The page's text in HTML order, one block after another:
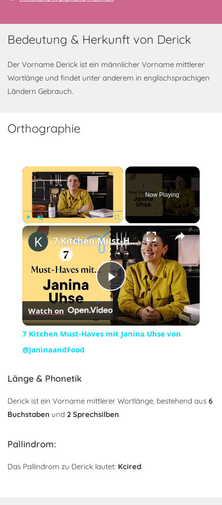
Bedeutung & Herkunft von Derick
Der Vorname Derick ist ein männlicher Vorname mittlerer
Wortlänge und findet unter anderem in englischsprachigen
Ländern Gebrauch.
Orthographie
×
Unmute
Now Playing
×
Play
Video
7 Kitchen Must-Haves mit Janina Uhse von @JaninaandFood
Watch on
7 Kitchen Must-Haves mit Janina Uhse von
@JaninaandFood
Länge & Phonetik
Derick ist ein Vorname mittlerer Wortlänge, bestehend aus 6
Buchstaben und 2 Sprechsilben.
Pallindrom:
Das Pallindrom zu Derick lautet: Kcired.